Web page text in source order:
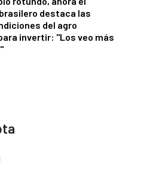
destaca las
del agro
invertir: "Los veo más